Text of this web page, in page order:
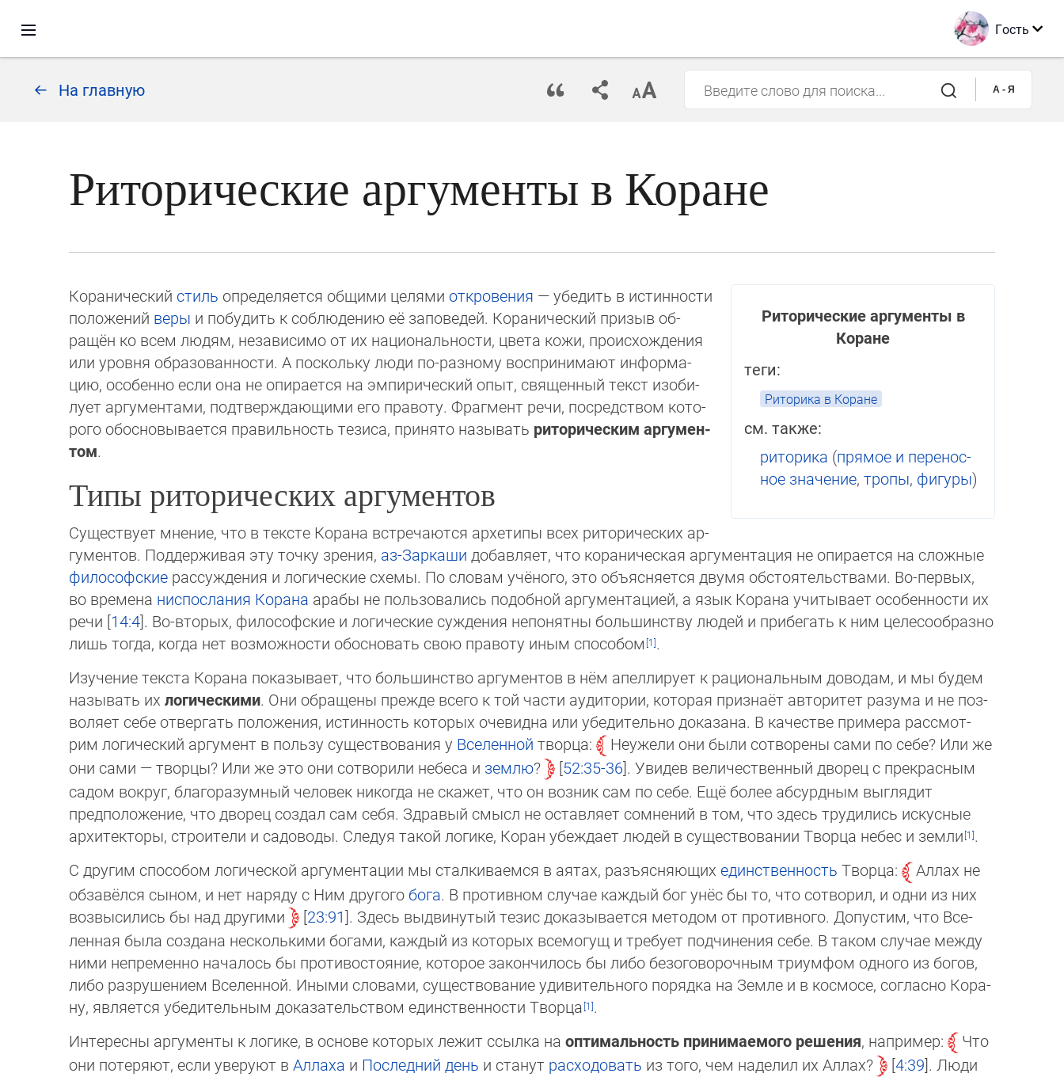
Гость
На главную A - Я
Риторические аргументы в Коране
Риторические аргументы в
Коране
теги:
Риторика в Коране
см. также:
риторика (прямое и пере­нос­
ное значение, тропы, фигуры)
Коранический стиль определяется общими целями откровения — убе­дить в истин­нос­ти
положений веры и побудить к соблюдению её запо­ве­дей. Коранический призыв об­
ращён ко всем людям, независимо от их на­циональности, цвета кожи, происхожде­ния
или уровня образо­ван­нос­ти. А поскольку люди по-разному воспринимают инфор­ма­
цию, осо­бен­но если она не опирается на эмпирический опыт, священный текст изо­би­
лу­ет аргументами, под­твер­жда­ющи­ми его правоту. Фраг­мент ре­чи, посредством ко­то­
ро­го обосновывается правиль­ность те­зи­са, при­ня­то называть риторическим аргу­мен­
том.
Типы риторических аргументов
Существует мнение, что в тексте Корана встречаются архетипы всех риторических ар­
гу­ментов. Поддерживая эту точку зрения, аз-Заркаши добавляет, что кораническая аргументация не опи­ра­ет­ся на сложные
философские рассуждения и логические схемы. По словам учёного, это объ­яс­ня­ет­ся двумя обстоятельствами. Во-первых,
во времена ниспослания Корана арабы не поль­зо­ва­лись подобной аргументацией, а язык Корана учитывает осо­бен­ности их
речи [14:4]. Во-вторых, философские и логические суждения непонятны большинству людей и прибегать к ним целе­со­об­раз­но
лишь тогда, когда нет возможности обосновать свою правоту иным способом
.
Изучение текста Корана показывает, что большинство аргументов в нём апеллирует к рациональным доводам, и мы будем
называть их логическими. Они обращены прежде всего к той части аудитории, которая признаёт авторитет разума и не поз­
во­ляет себе отвергать положения, истинность которых очевидна или убедительно доказана. В качестве при­ме­ра рас­смот­
рим логический аргумент в пользу существования у Вселенной творца:
Неужели они были сотворены сами по себе? Или же
они сами — творцы? Или же это они сотворили небеса и землю? 52:35-36 . Увидев величественный дворец с прек­рас­ным
садом вокруг, благоразумный человек никогда не ска­жет, что он возник сам по себе. Ещё более абсурдным выг­ля­дит
предположение, что дворец создал сам себя. Здравый смысл не оставляет сомнений в том, что здесь трудились ис­кус­ные
архитекторы, строители и садоводы. Следуя такой логике, Коран убеждает людей в существовании Творца небес и зем­ли
.
С другим способом логической аргументации мы сталкиваемся в аятах, разъясняющих единственность Творца:
Аллах не
обзавёлся сыном, и нет наряду с Ним другого бога. В противном случае каждый бог унёс бы то, что сотворил, и одни из них
возвысились бы над другими
23:91 . Здесь выдвинутый тезис доказывается методом от противного. Допустим, что Все­
ленная была создана несколькими богами, каждый из которых всемогущ и требует подчинения себе. В таком случае между
ними непременно началось бы противо­сто­я­ние, которое закончилось бы либо безоговорочным триумфом одного из богов,
либо разрушением Вселенной. Иными словами, су­щест­во­ва­ние удивительного порядка на Земле и в космосе, согласно Ко­ра­
ну, является убедительным доказательством един­ствен­нос­ти Творца
.
Интересны аргументы к логике, в основе которых лежит ссылка на оптимальность принимаемого решения, например:
Что
они потеряют, если уверуют в Аллаха и Последний день и станут расходовать из того, чем наделил их Аллах? 4:39 . Люди